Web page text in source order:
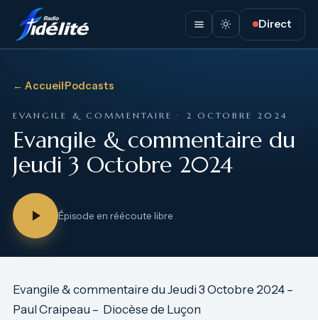
Direct
← Accueil·Podcasts
EVANGILE & COMMENTAIRE · 2 OCTOBRE 2024
Evangile & commentaire du
Jeudi 3 Octobre 2024
Épisode en réécoute libre
Evangile & commentaire du Jeudi 3 Octobre 2024 –
Paul Craipeau – Diocèse de Luçon